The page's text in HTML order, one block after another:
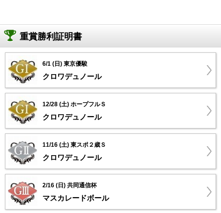
重賞勝利証明書
6/1 (日) 東京優駿
クロワデュノール
12/28 (土) ホープフルＳ
クロワデュノール
11/16 (土) 東スポ２歳Ｓ
クロワデュノール
2/16 (日) 共同通信杯
マスカレードボール